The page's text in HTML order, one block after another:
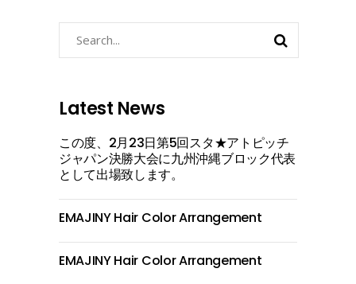
Latest News
この度、2月23日第5回スタ★アトピッチ
ジャパン決勝大会に九州沖縄ブロック代表
として出場致します。
EMAJINY Hair Color Arrangement
EMAJINY Hair Color Arrangement